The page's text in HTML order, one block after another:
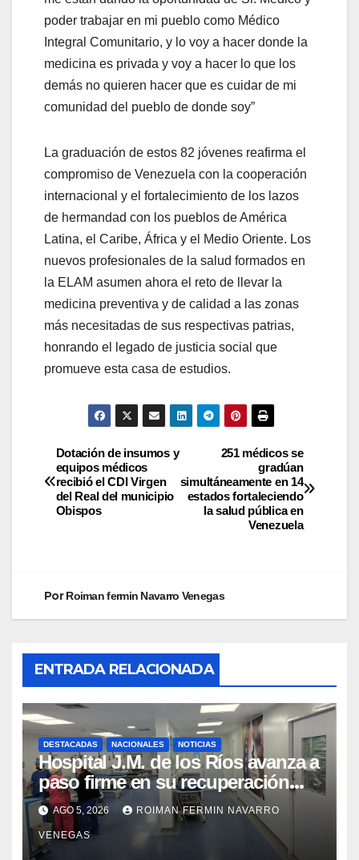
poder trabajar en mi pueblo como Médico
Integral Comunitario, y lo voy a hacer donde la
medicina es privada y voy a hacer lo que los
demás no quieren hacer que es cuidar de mi
comunidad del pueblo de donde soy”
La graduación de estos 82 jóvenes reafirma el
compromiso de Venezuela con la cooperación
internacional y el fortalecimiento de los lazos
de hermandad con los pueblos de América
Latina, el Caribe, África y el Medio Oriente. Los
nuevos profesionales de la salud formados en
la ELAM asumen ahora el reto de llevar la
medicina preventiva y de calidad a las zonas
más necesitadas de sus respectivas patrias,
honrando el legado de justicia social que
promueve esta casa de estudios.
251 médicos se
gradúan
simultáneamente en 14
estados fortaleciendo
la salud pública en
Venezuela
Dotación de insumos y
equipos médicos
recibió el CDI Virgen
del Real del municipio
Obispos
PorRoiman fermin Navarro Venegas
ENTRADA RELACIONADA
DESTACADAS NACIONALES NOTICIAS
Hospital J.M. de los Ríos avanza a
paso firme en su recuperación
tras los recientes eventos
sísmicos
AGO 5, 2026 ROIMAN FERMIN NAVARRO
VENEGAS